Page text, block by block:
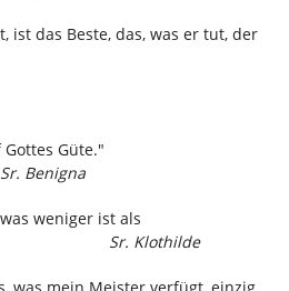
ist das Beste, das, was er tut, der
auf Gottes Güte."
Sr. Benigna
weniger ist als
Sr. Klothilde